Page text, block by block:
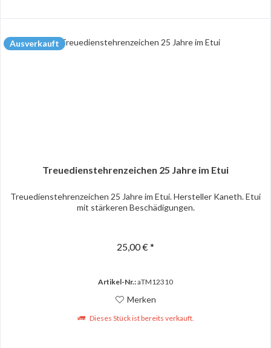
Ausverkauft
Treuedienstehrenzeichen 25 Jahre im Etui
Treuedienstehrenzeichen 25 Jahre im Etui. Hersteller Kaneth. Etui
mit stärkeren Beschädigungen.
25,00 € *
Artikel-Nr.:aTM12310
Merken
Dieses Stück ist bereits verkauft.